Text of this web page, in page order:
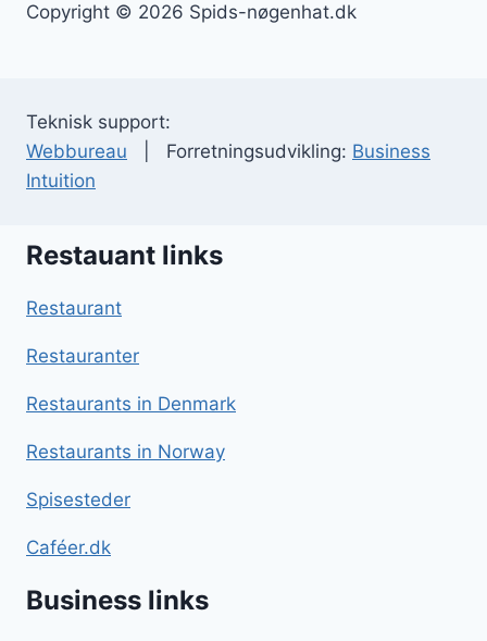
Copyright © 2026 Spids-nøgenhat.dk
Teknisk support:
Webbureau | Forretningsudvikling: Business
Intuition
Restauant links
Restaurant
Restauranter
Restaurants in Denmark
Restaurants in Norway
Spisesteder
Caféer.dk
Business links